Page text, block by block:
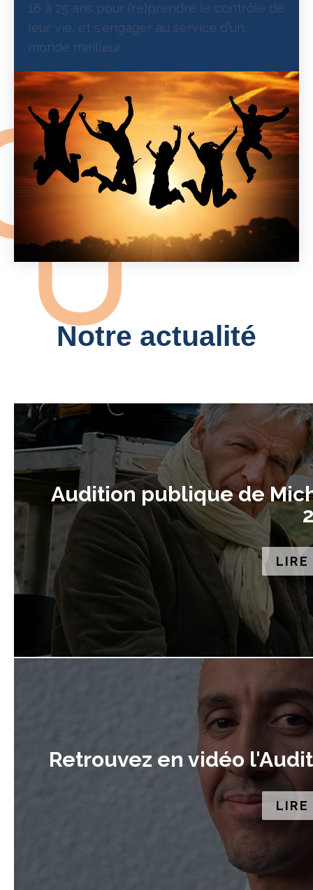
16 à 25 ans pour (re)prendre le contrôle de
leur vie, et s'engager au service d'un
monde meilleur.
Notre actualité
Audition publique de
Retrouvez en vidéo